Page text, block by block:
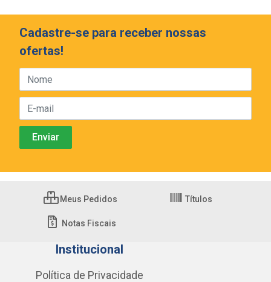
Cadastre-se para receber nossas
ofertas!
Meus Pedidos Títulos
Notas Fiscais
Institucional
Política de Privacidade